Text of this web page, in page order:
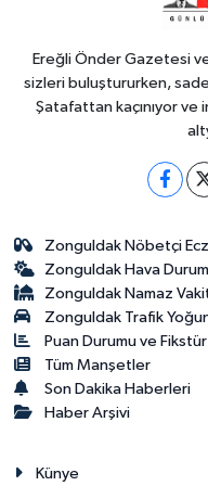
Ereğli Önder Gazetesi
sizleri buluştururken,
Şatafattan kaçınıyor
Zonguldak Nöbetçi
Zonguldak Hava
Zonguldak Namaz
Zonguldak Trafik
Puan Durumu ve Fikstür
Tüm Manşetler
Son Dakika Haberleri
Haber Arşivi
Künye